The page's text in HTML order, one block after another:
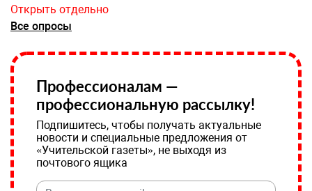
Открыть отдельно
Все опросы
Профессионалам —
профессиональную рассылку!
Подпишитесь, чтобы получать актуальные
новости и специальные предложения от
«Учительской газеты», не выходя из
почтового ящика